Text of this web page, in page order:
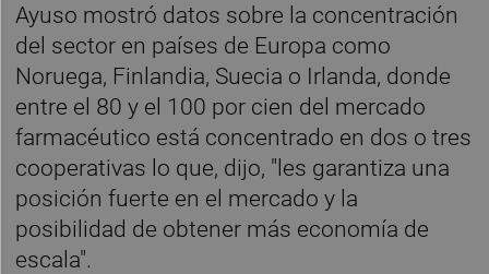
Ayuso mostró datos sobre la concentración
del sector en países de Europa como
Noruega, Finlandia, Suecia o Irlanda, donde
entre el 80 y el 100 por cien del mercado
farmacéutico está concentrado en dos o tres
cooperativas lo que, dijo, "les garantiza una
posición fuerte en el mercado y la
posibilidad de obtener más economía de
escala".